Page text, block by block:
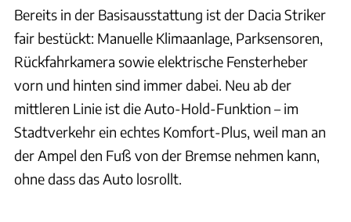
Bereits in der Basisausstattung ist der Dacia Striker
fair bestückt: Manuelle Klimaanlage, Parksensoren,
Rückfahrkamera sowie elektrische Fensterheber
vorn und hinten sind immer dabei. Neu ab der
mittleren Linie ist die Auto-Hold-Funktion – im
Stadtverkehr ein echtes Komfort-Plus, weil man an
der Ampel den Fuß von der Bremse nehmen kann,
ohne dass das Auto losrollt.